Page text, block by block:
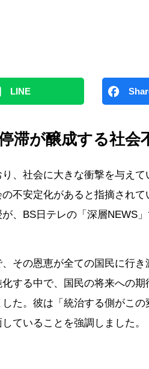
LINE
滞が醸成する社会
、社会に大きな衝撃を与えて
不安定化があると指摘されて
、BS日テレの「深層NEWS
その恩恵が全ての国民に行き
する中で、国民の将来への期
た。彼は「統治する側がこの
ていることを強調しました。